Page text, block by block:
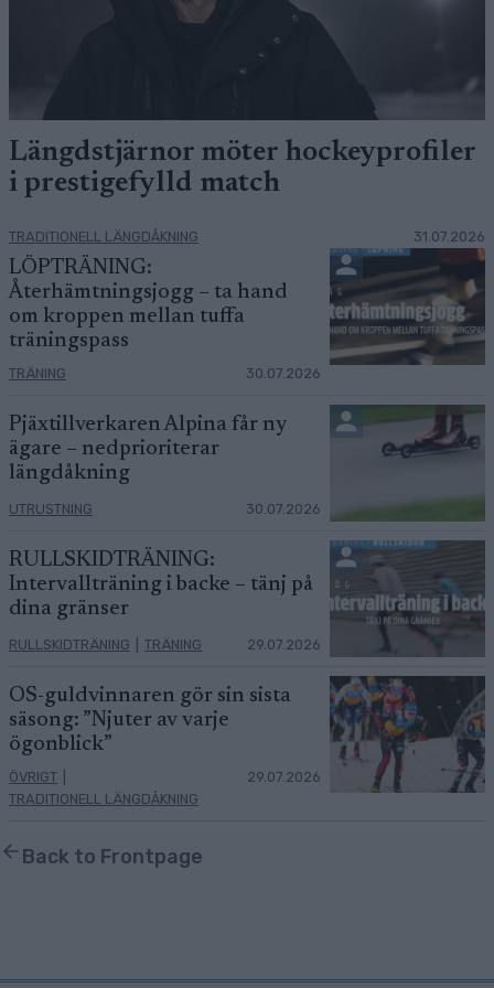
Längdstjärnor möter hockeyprofiler
i prestigefylld match
TRADITIONELL LÄNGDÅKNING 31.07.2026
LÖPTRÄNING:
Återhämtningsjogg – ta hand
om kroppen mellan tuffa
träningspass
TRÄNING 30.07.2026
Pjäxtillverkaren Alpina får ny
ägare – nedprioriterar
längdåkning
UTRUSTNING 30.07.2026
RULLSKIDTRÄNING:
Intervallträning i backe – tänj på
dina gränser
RULLSKIDTRÄNING TRÄNING 29.07.2026
OS-guldvinnaren gör sin sista
säsong: ”Njuter av varje
ögonblick”
ÖVRIGT
TRADITIONELL LÄNGDÅKNING
29.07.2026
Back to Frontpage